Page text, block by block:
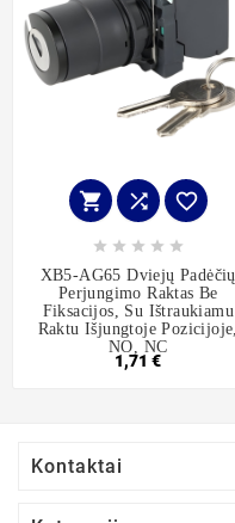
  
    
XB5-AG65 Dviejų Padėčių
Perjungimo Raktas Be
Fiksacijos, Su Ištraukiamu
Raktu Išjungtoje Pozicijoje,
NO, NC
1,71 €
Kontaktai